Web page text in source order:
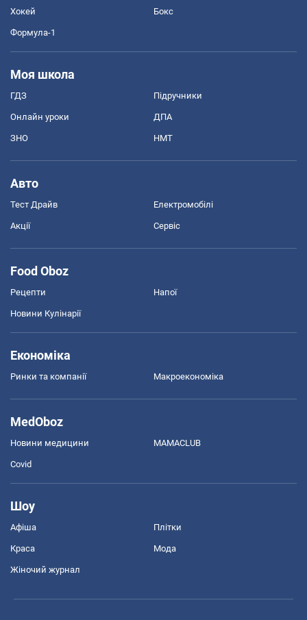
Хокей Бокс
Формула-1
Моя школа
ГДЗ Підручники
Онлайн уроки ДПА
ЗНО НМТ
Авто
Тест Драйв Електромобілі
Акції Сервіс
Food Oboz
Рецепти Напої
Новини Кулінарії
Економіка
Ринки та компанії Макроекономіка
MedOboz
Новини медицини MAMACLUB
Covid
Шоу
Афіша Плітки
Краса Мода
Жіночий журнал